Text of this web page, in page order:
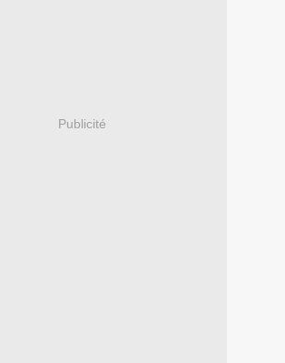
Publicité